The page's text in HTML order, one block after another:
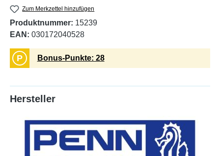
Zum Merkzettel hinzufügen
Produktnummer: 15239
EAN: 030172040528
P Bonus-Punkte: 28
Hersteller